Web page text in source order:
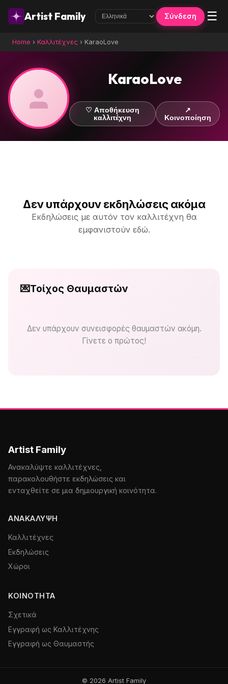
Artist Family Σύνδεση ☰
Home › Καλλιτέχνες › KaraoLove
KaraoLove
♡ Αποθήκευση
καλλιτέχνη
↗
Κοινοποίηση
Δεν υπάρχουν εκδηλώσεις ακόμα
Εκδηλώσεις με αυτόν τον καλλιτέχνη θα
εμφανιστούν εδώ.
💌Τοίχος Θαυμαστών
Δεν υπάρχουν συνεισφορές θαυμαστών ακόμη.
Γίνετε ο πρώτος!
Artist Family
Ανακαλύψτε καλλιτέχνες,
παρακολουθήστε εκδηλώσεις και
ενταχθείτε σε μια δημιουργική κοινότητα.
ΑΝΑΚΆΛΥΨΗ
Καλλιτέχνες
Εκδηλώσεις
Χώροι
ΚΟΙΝΌΤΗΤΑ
Σχετικά
Εγγραφή ως Καλλιτέχνης
Εγγραφή ως Θαυμαστής
© 2026 Artist Family